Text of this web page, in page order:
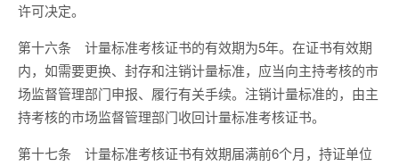
许可决定。
第十六条 计量标准考核证书的有效期为5年。在证书有效期
内，如需要更换、封存和注销计量标准，应当向主持考核的市
场监督管理部门申报、履行有关手续。注销计量标准的，由主
持考核的市场监督管理部门收回计量标准考核证书。
第十七条 计量标准考核证书有效期届满前6个月，持证单位